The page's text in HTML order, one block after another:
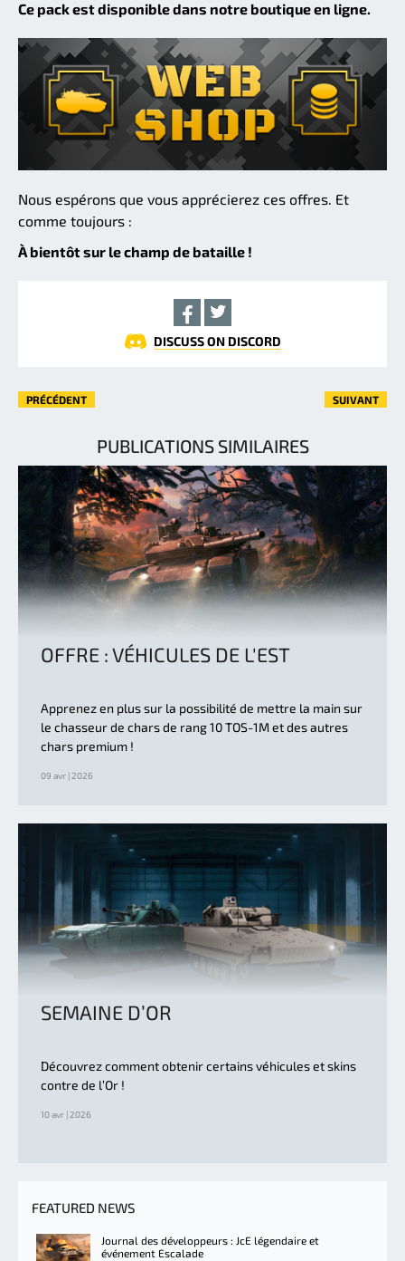
Ce pack est disponible dans notre boutique en ligne.
Nous espérons que vous apprécierez ces offres. Et
comme toujours :
À bientôt sur le champ de bataille !
DISCUSS ON DISCORD
PRÉCÉDENT SUIVANT
PUBLICATIONS SIMILAIRES
OFFRE : VÉHICULES DE L'EST
Apprenez en plus sur la possibilité de mettre la main sur
le chasseur de chars de rang 10 TOS-1M et des autres
chars premium !
09 avr | 2026
SEMAINE D’OR
Découvrez comment obtenir certains véhicules et skins
contre de l’Or !
10 avr | 2026
FEATURED NEWS
Journal des développeurs : JcE légendaire et
événement Escalade